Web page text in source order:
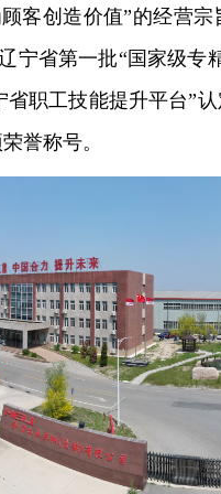
客创造价值”的经营
宁省第一批“国家级
省职工技能提升平台”
誉称号。